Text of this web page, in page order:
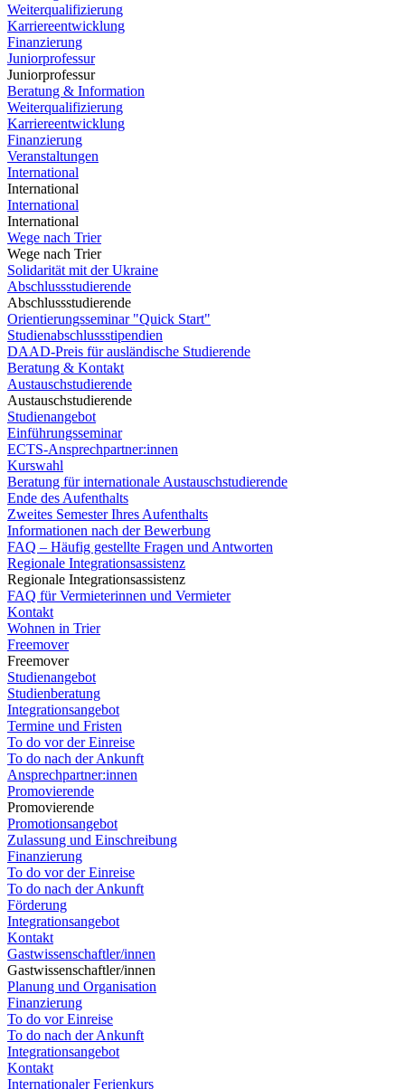
Weiterqualifizierung
Karriereentwicklung
Finanzierung
Juniorprofessur
Juniorprofessur
Beratung & Information
Weiterqualifizierung
Karriereentwicklung
Finanzierung
Veranstaltungen
International
International
International
International
Wege nach Trier
Wege nach Trier
Solidarität mit der Ukraine
Abschlussstudierende
Abschlussstudierende
Orientierungsseminar "Quick Start"
Studienabschlussstipendien
DAAD-Preis für ausländische Studierende
Beratung & Kontakt
Austauschstudierende
Austauschstudierende
Studienangebot
Einführungsseminar
ECTS-Ansprechpartner:innen
Kurswahl
Beratung für internationale Austauschstudierende
Ende des Aufenthalts
Zweites Semester Ihres Aufenthalts
Informationen nach der Bewerbung
FAQ – Häufig gestellte Fragen und Antworten
Regionale Integrationsassistenz
Regionale Integrationsassistenz
FAQ für Vermieterinnen und Vermieter
Kontakt
Wohnen in Trier
Freemover
Freemover
Studienangebot
Studienberatung
Integrationsangebot
Termine und Fristen
To do vor der Einreise
To do nach der Ankunft
Ansprechpartner:innen
Promovierende
Promovierende
Promotionsangebot
Zulassung und Einschreibung
Finanzierung
To do vor der Einreise
To do nach der Ankunft
Förderung
Integrationsangebot
Kontakt
Gastwissenschaftler/innen
Gastwissenschaftler/innen
Planung und Organisation
Finanzierung
To do vor Einreise
To do nach der Ankunft
Integrationsangebot
Kontakt
Internationaler Ferienkurs